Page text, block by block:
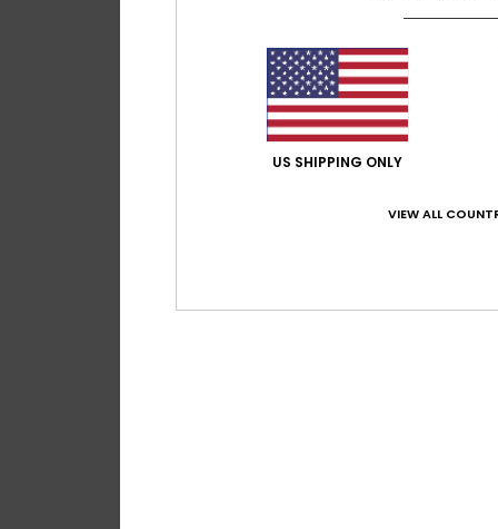
US SHIPPING ONLY
VIEW ALL